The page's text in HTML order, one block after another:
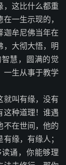
，这比什么都重
一生示现的，
迦牟尼佛当年在
，大彻大悟，明
慧，圆满的觉
一生从事于教学
叫有缘，没有
这种道理！谁遇
不在世间，他的
缘，有缘人；
诵，你能够理